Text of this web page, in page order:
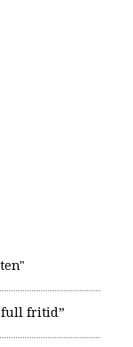
fritid”